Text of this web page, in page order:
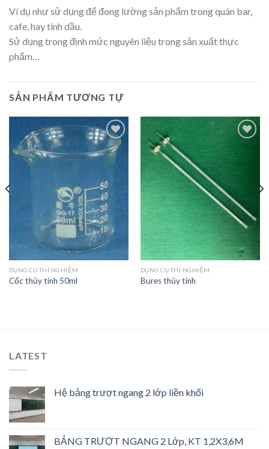
Ví dụ như sử dụng để đong lường sản phẩm trong quán bar,
cafe, hay tinh dầu.
Sử dụng trong định mức nguyên liệu trong sản xuất thực
phẩm…
SẢN PHẨM TƯƠNG TỰ
Add to
Wishlist
DỤNG CỤ THÍ NGHIỆM
Cốc thủy tinh 50ml
Add to
Wishlist
DỤNG CỤ THÍ NGHIỆM
Bures thủy tinh
LATEST
Hệ bảng trượt ngang 2 lớp liền khối
BẢNG TRƯỢT NGANG 2 Lớp, KT 1,2X3,6M